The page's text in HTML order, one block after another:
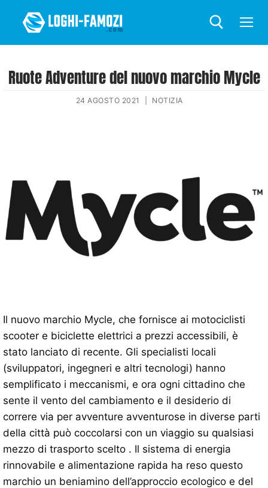
Ruote Adventure del nuovo marchio Mycle
24 AGOSTO 2021 NOTIZIA
Il nuovo marchio Mycle, che fornisce ai motociclisti
scooter e biciclette elettrici a prezzi accessibili, è
stato lanciato di recente. Gli specialisti locali
(sviluppatori, ingegneri e altri tecnologi) hanno
semplificato i meccanismi, e ora ogni cittadino che
sente il vento del cambiamento e il desiderio di
correre via per avventure avventurose in diverse parti
della città può coccolarsi con un viaggio su qualsiasi
mezzo di trasporto scelto . Il sistema di energia
rinnovabile e alimentazione rapida ha reso questo
marchio un beniamino dell’approccio ecologico e del